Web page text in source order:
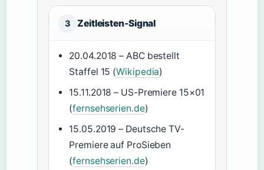
3 Zeitleisten-Signal
20.04.2018 – ABC bestellt
Staffel 15 (Wikipedia)
15.11.2018 – US-Premiere 15×01
(fernsehserien.de)
15.05.2019 – Deutsche TV-
Premiere auf ProSieben
(fernsehserien.de)